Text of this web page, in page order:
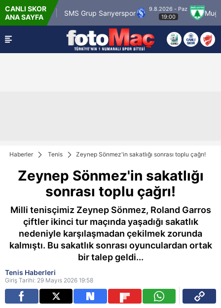
CANLI SKOR
ANA SAYFA
SMS Grup Sarıyerspor
9.8.2026 - Paz
Haberler Tenis Zeynep Sönmez'in sakatlığı sonrası toplu çağrı!
Zeynep Sönmez'in sakatlığı
sonrası toplu çağrı!
Milli tenisçimiz Zeynep Sönmez, Roland Garros
çiftler ikinci tur maçında yaşadığı sakatlık
nedeniyle karşılaşmadan çekilmek zorunda
kalmıştı. Bu sakatlık sonrası oyunculardan ortak
bir talep geldi...
Tenis Haberleri
Giriş Tarihi: 29 Mayıs 2026 19:58